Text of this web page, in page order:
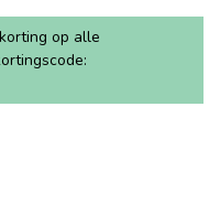
op alle